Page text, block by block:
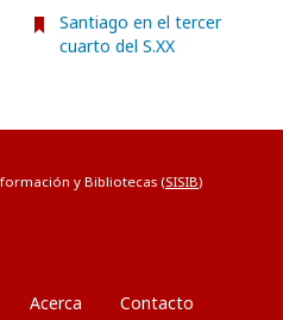
Santiago en el tercer
cuarto del S.XX
y Bibliotecas (SISIB)
Acerca Contacto